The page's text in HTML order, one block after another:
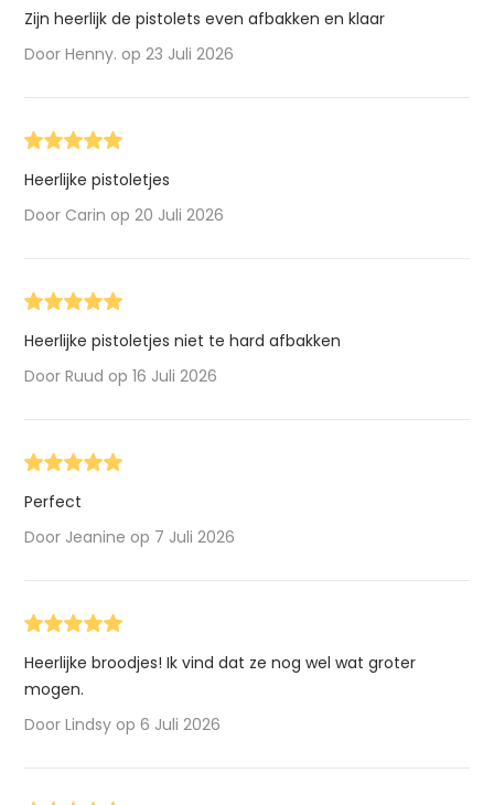
Zijn heerlijk de pistolets even afbakken en klaar
Door Henny. op 23 Juli 2026
Heerlijke pistoletjes
Door Carin op 20 Juli 2026
Heerlijke pistoletjes niet te hard afbakken
Door Ruud op 16 Juli 2026
Perfect
Door Jeanine op 7 Juli 2026
Heerlijke broodjes! Ik vind dat ze nog wel wat groter
mogen.
Door Lindsy op 6 Juli 2026